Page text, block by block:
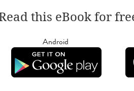
this eBook for
Android